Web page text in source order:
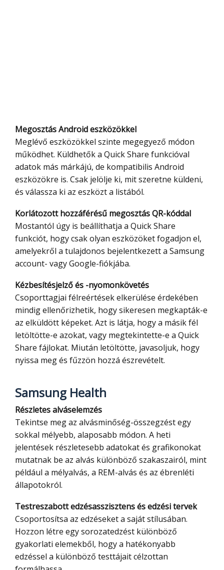
Megosztás Android eszközökkel
Meglévő eszközökkel szinte megegyező módon
működhet. Küldhetők a Quick Share funkcióval
adatok más márkájú, de kompatibilis Android
eszközökre is. Csak jelölje ki, mit szeretne küldeni,
és válassza ki az eszközt a listából.
Korlátozott hozzáférésű megosztás QR-kóddal
Mostantól úgy is beállíthatja a Quick Share
funkciót, hogy csak olyan eszközöket fogadjon el,
amelyekről a tulajdonos bejelentkezett a Samsung
account- vagy Google-fiókjába.
Kézbesítésjelző és -nyomonkövetés
Csoporttagjai félreértések elkerülése érdekében
mindig ellenőrizhetik, hogy sikeresen megkapták-e
az elküldött képeket. Azt is látja, hogy a másik fél
letöltötte-e azokat, vagy megtekintette-e a Quick
Share fájlokat. Miután letöltötte, javasoljuk, hogy
nyissa meg és fűzzön hozzá észrevételt.
Samsung Health
Részletes alváselemzés
Tekintse meg az alvásminőség-összegzést egy
sokkal mélyebb, alaposabb módon. A heti
jelentések részletesebb adatokat és grafikonokat
mutatnak be az alvás különböző szakaszairól, mint
például a mélyalvás, a REM-alvás és az ébrenléti
állapotokról.
Testreszabott edzésasszisztens és edzési tervek
Csoportosítsa az edzéseket a saját stílusában.
Hozzon létre egy sorozatedzést különböző
gyakorlati elemekből, hogy a hatékonyabb
edzéssel a különböző testtájait célzottan